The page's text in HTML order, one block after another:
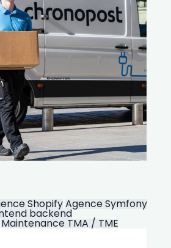
ShopifyAgence Symfony
backend
Maintenance TMA / TME